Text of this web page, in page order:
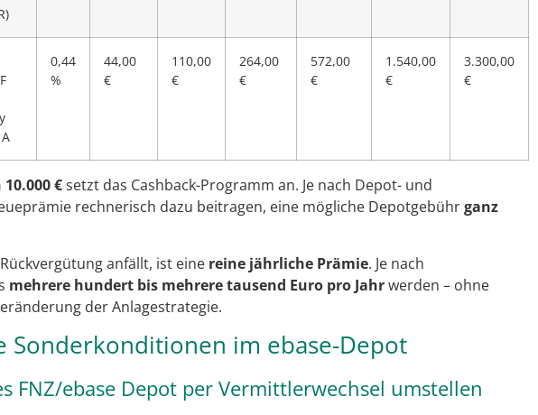
0,44
%
44,00
€
110,00
€
264,00
€
572,00
€
1.540,00
€
3.300,00
€
€setzt das Cashback-Programm an. Je nach Depot- und
rechnerisch dazu beitragen, eine mögliche Depotgebührganz
anfällt, ist eine reine jährliche Prämie. Je nach
mehrere hundert bis mehrere tausend Euro pro Jahrwerden – ohne
der Anlagestrategie.
Sonderkonditionen im ebase-Depot
FNZ/ebase Depot per Vermittlerwechsel umstellen